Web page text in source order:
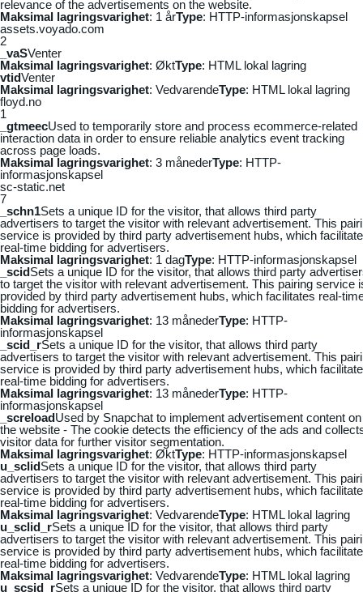
relevance of the advertisements on the website.
Maksimal lagringsvarighet: 1 årType: HTTP-informasjonskapsel
assets.voyado.com
2
_vaSVenter
Maksimal lagringsvarighet: ØktType: HTML lokal lagring
vtidVenter
Maksimal lagringsvarighet: VedvarendeType: HTML lokal lagring
floyd.no
1
_gtmeecUsed to temporarily store and process ecommerce-related
interaction data in order to ensure reliable analytics event tracking
across page loads.
Maksimal lagringsvarighet: 3 månederType: HTTP-
informasjonskapsel
sc-static.net
7
_schn1Sets a unique ID for the visitor, that allows third party
advertisers to target the visitor with relevant advertisement. This
service is provided by third party advertisement hubs, which
real-time bidding for advertisers.
Maksimal lagringsvarighet: 1 dagType: HTTP-informasjonskapsel
_scidSets a unique ID for the visitor, that allows third party
to target the visitor with relevant advertisement. This pairing service
provided by third party advertisement hubs, which facilitates real-
bidding for advertisers.
Maksimal lagringsvarighet: 13 månederType: HTTP-
informasjonskapsel
_scid_rSets a unique ID for the visitor, that allows third party
advertisers to target the visitor with relevant advertisement. This
service is provided by third party advertisement hubs, which
real-time bidding for advertisers.
Maksimal lagringsvarighet: 13 månederType: HTTP-
informasjonskapsel
_screloadUsed by Snapchat to implement advertisement content on
the website - The cookie detects the efficiency of the ads and
visitor data for further visitor segmentation.
Maksimal lagringsvarighet: ØktType: HTTP-informasjonskapsel
u_sclidSets a unique ID for the visitor, that allows third party
advertisers to target the visitor with relevant advertisement. This
service is provided by third party advertisement hubs, which
real-time bidding for advertisers.
Maksimal lagringsvarighet: VedvarendeType: HTML lokal lagring
u_sclid_rSets a unique ID for the visitor, that allows third party
advertisers to target the visitor with relevant advertisement. This
service is provided by third party advertisement hubs, which
real-time bidding for advertisers.
Maksimal lagringsvarighet: VedvarendeType: HTML lokal lagring
u_scsid_rSets a unique ID for the visitor, that allows third party